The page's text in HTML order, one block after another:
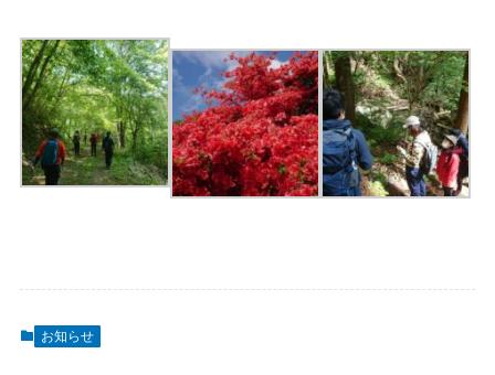
お知らせ